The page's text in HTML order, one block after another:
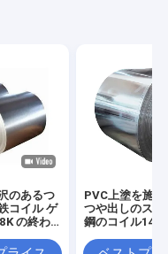
のあるつ
コイル ゲ
の終わ
リップ
PVC上塗を施
つや出しのステ
鋼のコイル14/
316N